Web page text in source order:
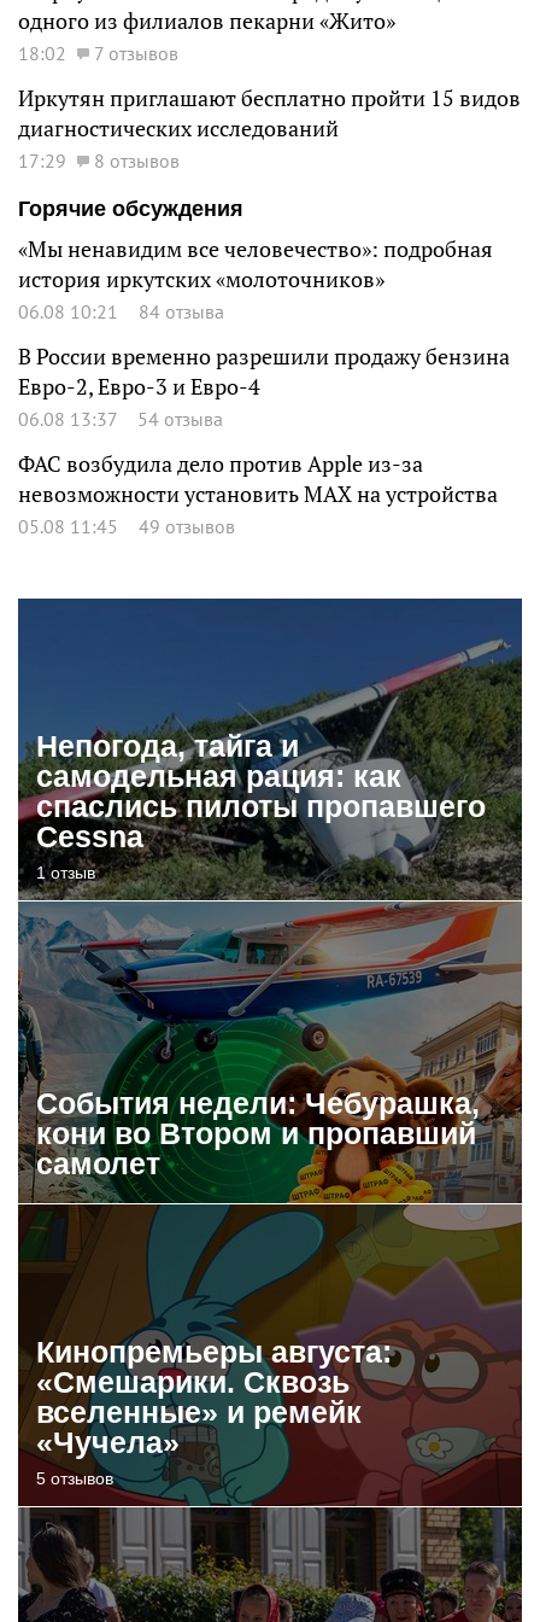
одного из филиалов пекарни «Жито»
18:02 7 отзывов
Иркутян приглашают бесплатно пройти 15 видов
диагностических исследований
17:29
8 отзывов
Горячие обсуждения
«Мы ненавидим все человечество»: подробная
история иркутских «молоточников»
06.08 10:21 84 отзыва
В России временно разрешили продажу бензина
Евро-2, Евро-3 и Евро-4
06.08 13:37 54 отзыва
ФАС возбудила дело против Apple из-за
невозможности установить MAX на устройства
05.08 11:45 49 отзывов
Непогода, тайга и
самодельная рация: как
спаслись пилоты пропавшего
Cessna
1 отзыв
События недели: Чебурашка,
кони во Втором и пропавший
самолет
Кинопремьеры августа:
«Смешарики. Сквозь
вселенные» и ремейк
«Чучела»
5 отзывов